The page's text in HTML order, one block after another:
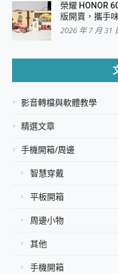
榮耀 HONOR
版開賣，攜手
2026 年 7 月 31
影音轉檔與軟體教學
精選文章
手機開箱/周邊
智慧穿戴
平板開箱
周邊小物
其他
手機開箱